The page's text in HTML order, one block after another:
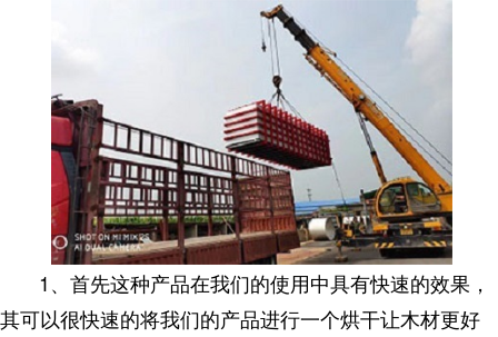
1、首先这种产品在我们的使用中具有快速的效果，
其可以很快速的将我们的产品进行一个烘干让木材更好